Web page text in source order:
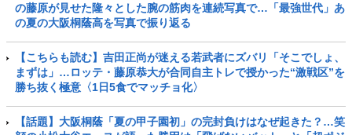
の藤原が見せた隆々とした腕の筋肉を連続写真で…「最強世代」あ
の夏の大阪桐蔭高を写真で振り返る
【こちらも読む】吉田正尚が迷える若武者にズバリ「そこでしょ、
まずは」…ロッテ・藤原恭大が合同自主トレで授かった“激戦区”を
勝ち抜く極意〈1日5食でマッチョ化〉
【話題】大阪桐蔭「夏の甲子園初」の完封負けはなぜ起きた？…笑